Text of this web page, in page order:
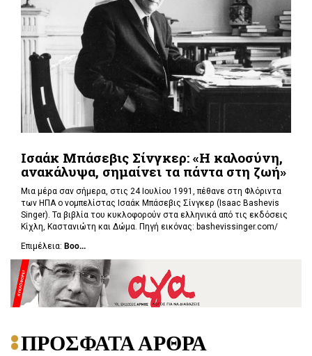
Ισαάκ Μπάσεβις Σίνγκερ: «Η καλοσύνη,
ανακάλυψα, σημαίνει τα πάντα στη ζωή»
Μια μέρα σαν σήμερα, στις 24 Ιουλίου 1991, πέθανε στη Φλόριντα
των ΗΠΑ ο νομπελίστας Ισαάκ Μπάσεβις Σίνγκερ (Isaac Bashevis
Singer‎‎). Τα βιβλία του κυκλοφορούν στα ελληνικά από τις εκδόσεις
Κίχλη, Καστανιώτη και Δώμα. Πηγή εικόνας: bashevissinger.com/
Επιμέλεια: Boo...
ΠΡΟΣΦΑΤΑ ΑΡΘΡΑ